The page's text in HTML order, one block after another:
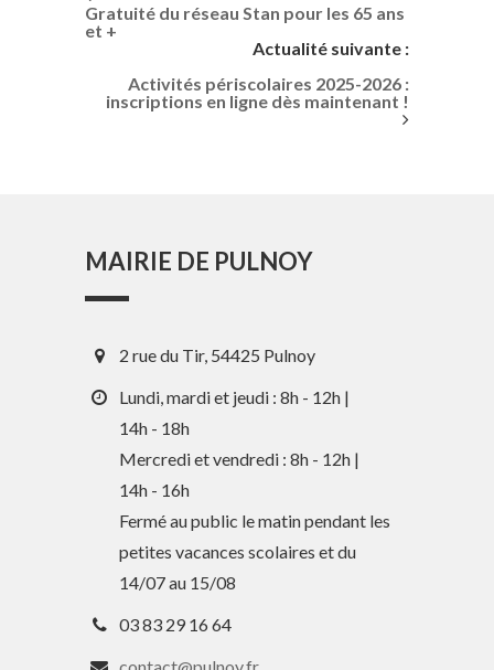
Gratuité du réseau Stan pour les 65 ans
et +
Actualité suivante :
Activités périscolaires 2025-2026 :
inscriptions en ligne dès maintenant !
Comptes rendus des Conseils
Tri / Déchets
MAIRIE DE PULNOY
2 rue du Tir, 54425 Pulnoy
Lundi, mardi et jeudi : 8h - 12h |
14h - 18h
Mercredi et vendredi : 8h - 12h |
14h - 16h
Fermé au public le matin pendant les
petites vacances scolaires et du
14/07 au 15/08
03 83 29 16 64